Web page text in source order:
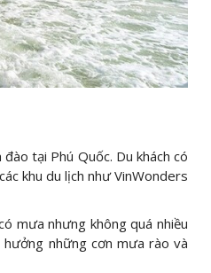
tại Phú Quốc. Du khách có
khu du lịch như VinWonders
mưa nhưng không quá nhiều
những cơn mưa rào và